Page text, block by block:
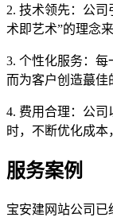
2. 技术领先：公
术即艺术”的理念
3. 个性化服务：
而为客户创造蕞佳
4. 费用合理：公司
时，不断优化成本
服务案例
宝安建网站公司